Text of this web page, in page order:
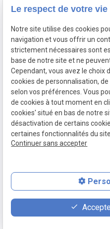
Contact
03 20 32 97 37
Lundi - Vendredi
09:00 - 12:00 et 14:00 -
Mentions
Politique de
place
Plan d'accès
Le respect de votre vie
Notre site utilise des cookies
navigation et vous offrir un
strictement nécessaires sont
base de notre site et ne
Cependant, vous avez le choix
cookies de personnalisation,
selon vos préférences. Vous
de cookies à tout moment en
cookies' situé en bas de notre
désactivation de certains
certaines fonctionnalités du
Continuer sans accepter